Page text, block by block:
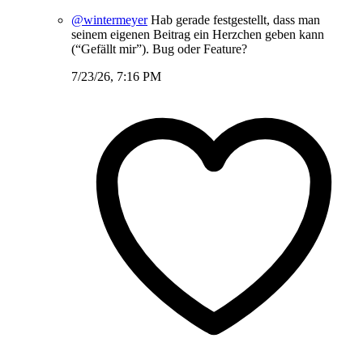
@wintermeyerHab gerade festgestellt, dass man
seinem eigenen Beitrag ein Herzchen geben kann
(“Gefällt mir”). Bug oder Feature?
7/23/26, 7:16 PM